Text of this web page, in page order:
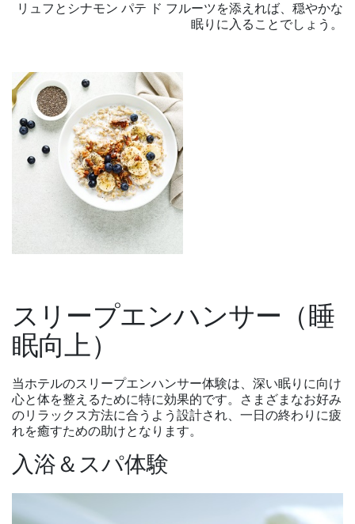
リュフとシナモン パテ ド フルーツを添えれば、穏やかな
眠りに入ることでしょう。
スリープエンハンサー（睡
眠向上）
当ホテルのスリープエンハンサー体験は、深い眠りに向け
心と体を整えるために特に効果的です。さまざまなお好み
のリラックス方法に合うよう設計され、一日の終わりに疲
れを癒すための助けとなります。
入浴＆スパ体験